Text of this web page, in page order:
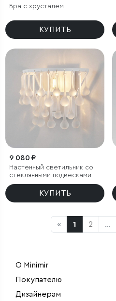
Бра с хрусталем
КУПИТЬ
9 080 ₽
Настенный светильник со
стеклянными подвесками
КУПИТЬ
« 1 2 ...
О Minimir
Покупателю
Дизайнерам